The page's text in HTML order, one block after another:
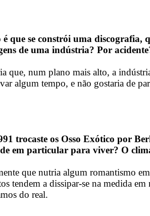
que se constrói uma discografia,
de uma indústria? Por
que, num plano mais alto, a
algum tempo, e não gostaria de
trocaste os Osso Exótico por
em particular para viver? O
que nutria algum romantismo
tendem a dissipar-se na medida
do real.